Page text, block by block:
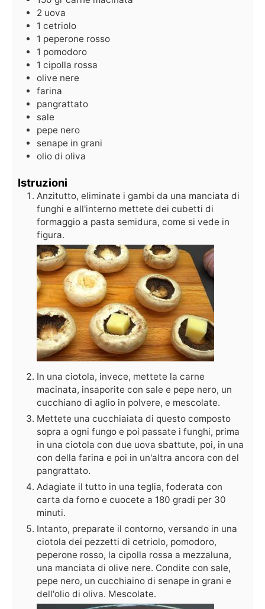
2 uova
1 cetriolo
1 peperone rosso
1 pomodoro
1 cipolla rossa
olive nere
farina
pangrattato
sale
pepe nero
senape in grani
olio di oliva
Istruzioni
Anzitutto, eliminate i gambi da una manciata di
funghi e all'interno mettete dei cubetti di
formaggio a pasta semidura, come si vede in
figura.
In una ciotola, invece, mettete la carne
macinata, insaporite con sale e pepe nero, un
cucchiano di aglio in polvere, e mescolate.
Mettete una cucchiaiata di questo composto
sopra a ogni fungo e poi passate i funghi, prima
in una ciotola con due uova sbattute, poi, in una
con della farina e poi in un'altra ancora con del
pangrattato.
Adagiate il tutto in una teglia, foderata con
carta da forno e cuocete a 180 gradi per 30
minuti.
Intanto, preparate il contorno, versando in una
ciotola dei pezzetti di cetriolo, pomodoro,
peperone rosso, la cipolla rossa a mezzaluna,
una manciata di olive nere. Condite con sale,
pepe nero, un cucchiaino di senape in grani e
dell'olio di oliva. Mescolate.